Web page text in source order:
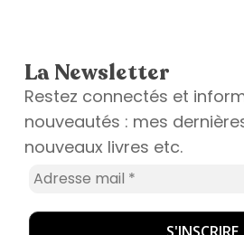
La Newsletter
Restez connectés et
nouveautés : mes
nouveaux livres etc.